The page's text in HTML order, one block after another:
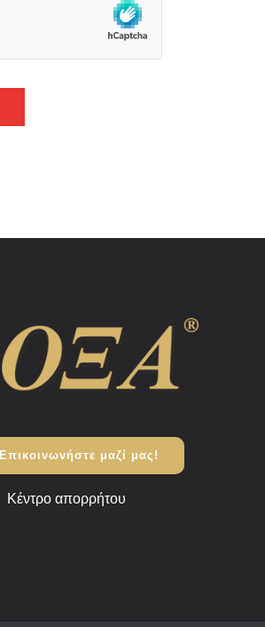
Επικοινωνήστε μαζί μας!
Κέντρο απορρήτου